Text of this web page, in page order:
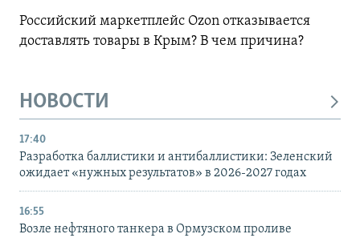
Российский маркетплейс Ozon отказывается
доставлять товары в Крым? В чем причина?
НОВОСТИ
17:40
Разработка баллистики и антибаллистики: Зеленский
ожидает «нужных результатов» в 2026-2027 годах
16:55
Возле нефтяного танкера в Ормузском проливе